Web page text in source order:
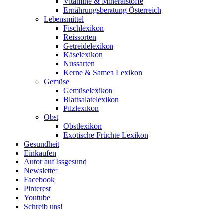
Ernährungsberatung Österreich
Lebensmittel
Fischlexikon
Reissorten
Getreidelexikon
Käselexikon
Nussarten
Kerne & Samen Lexikon
Gemüse
Gemüselexikon
Blattsalatelexikon
Pilzlexikon
Obst
Obstlexikon
Exotische Früchte Lexikon
Gesundheit
Einkaufen
Autor auf Issgesund
Newsletter
Facebook
Pinterest
Youtube
Schreib uns!